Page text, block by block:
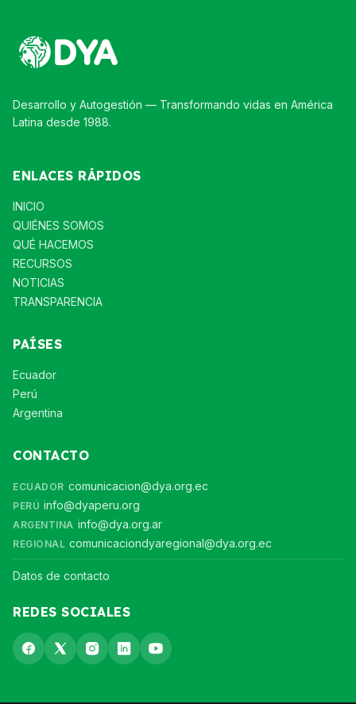
Desarrollo y Autogestión — Transformando vidas en América
Latina desde 1988.
ENLACES RÁPIDOS
INICIO
QUIÉNES SOMOS
QUÉ HACEMOS
RECURSOS
NOTICIAS
TRANSPARENCIA
PAÍSES
Ecuador
Perú
Argentina
CONTACTO
ECUADOR comunicacion@dya.org.ec
PERÚ info@dyaperu.org
ARGENTINA info@dya.org.ar
REGIONAL comunicaciondyaregional@dya.org.ec
Datos de contacto
REDES SOCIALES